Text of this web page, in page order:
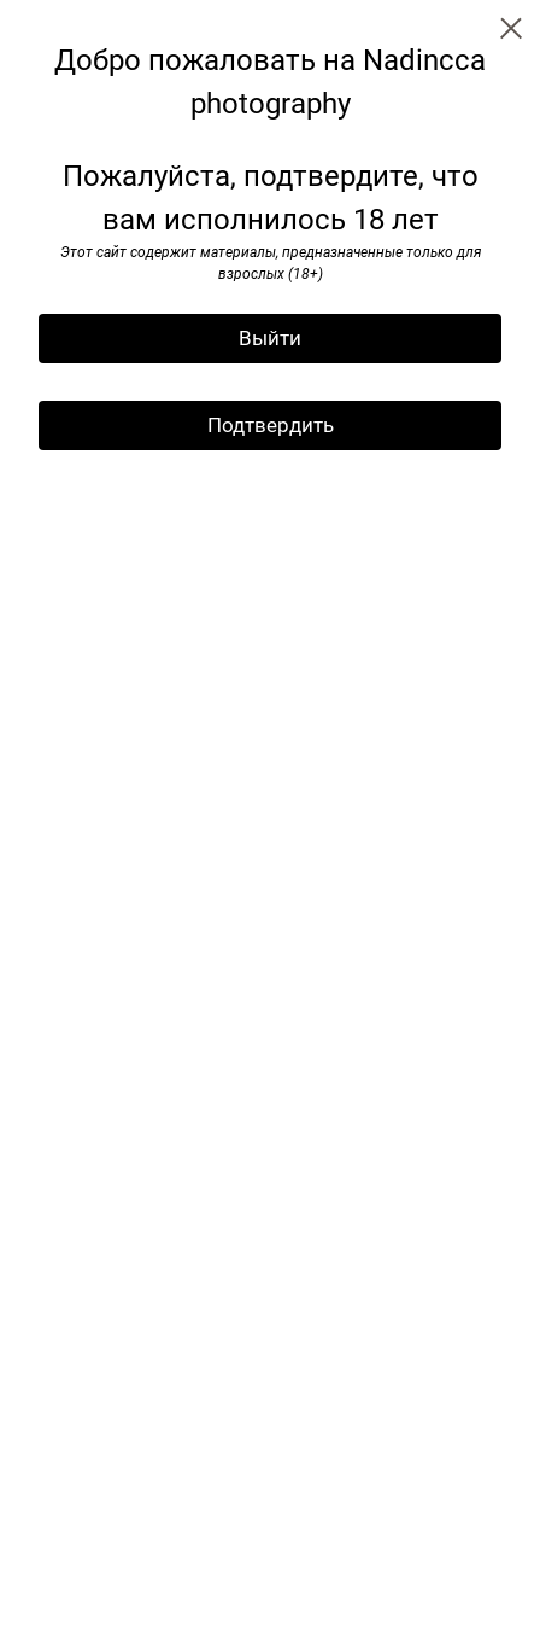
Добро пожаловать на Nadincca
photography
Пожалуйста, подтвердите, что
вам исполнилось 18 лет
Этот сайт содержит материалы, предназначенные только для
взрослых (18+)
Выйти
Подтвердить
Noir